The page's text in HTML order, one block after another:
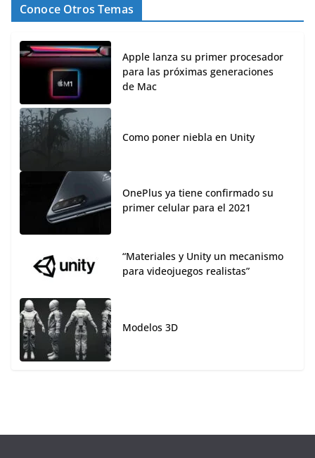
Conoce Otros Temas
Apple lanza su primer procesador
para las próximas generaciones
de Mac
Como poner niebla en Unity
OnePlus ya tiene confirmado su
primer celular para el 2021
“Materiales y Unity un mecanismo
para videojuegos realistas”
Modelos 3D